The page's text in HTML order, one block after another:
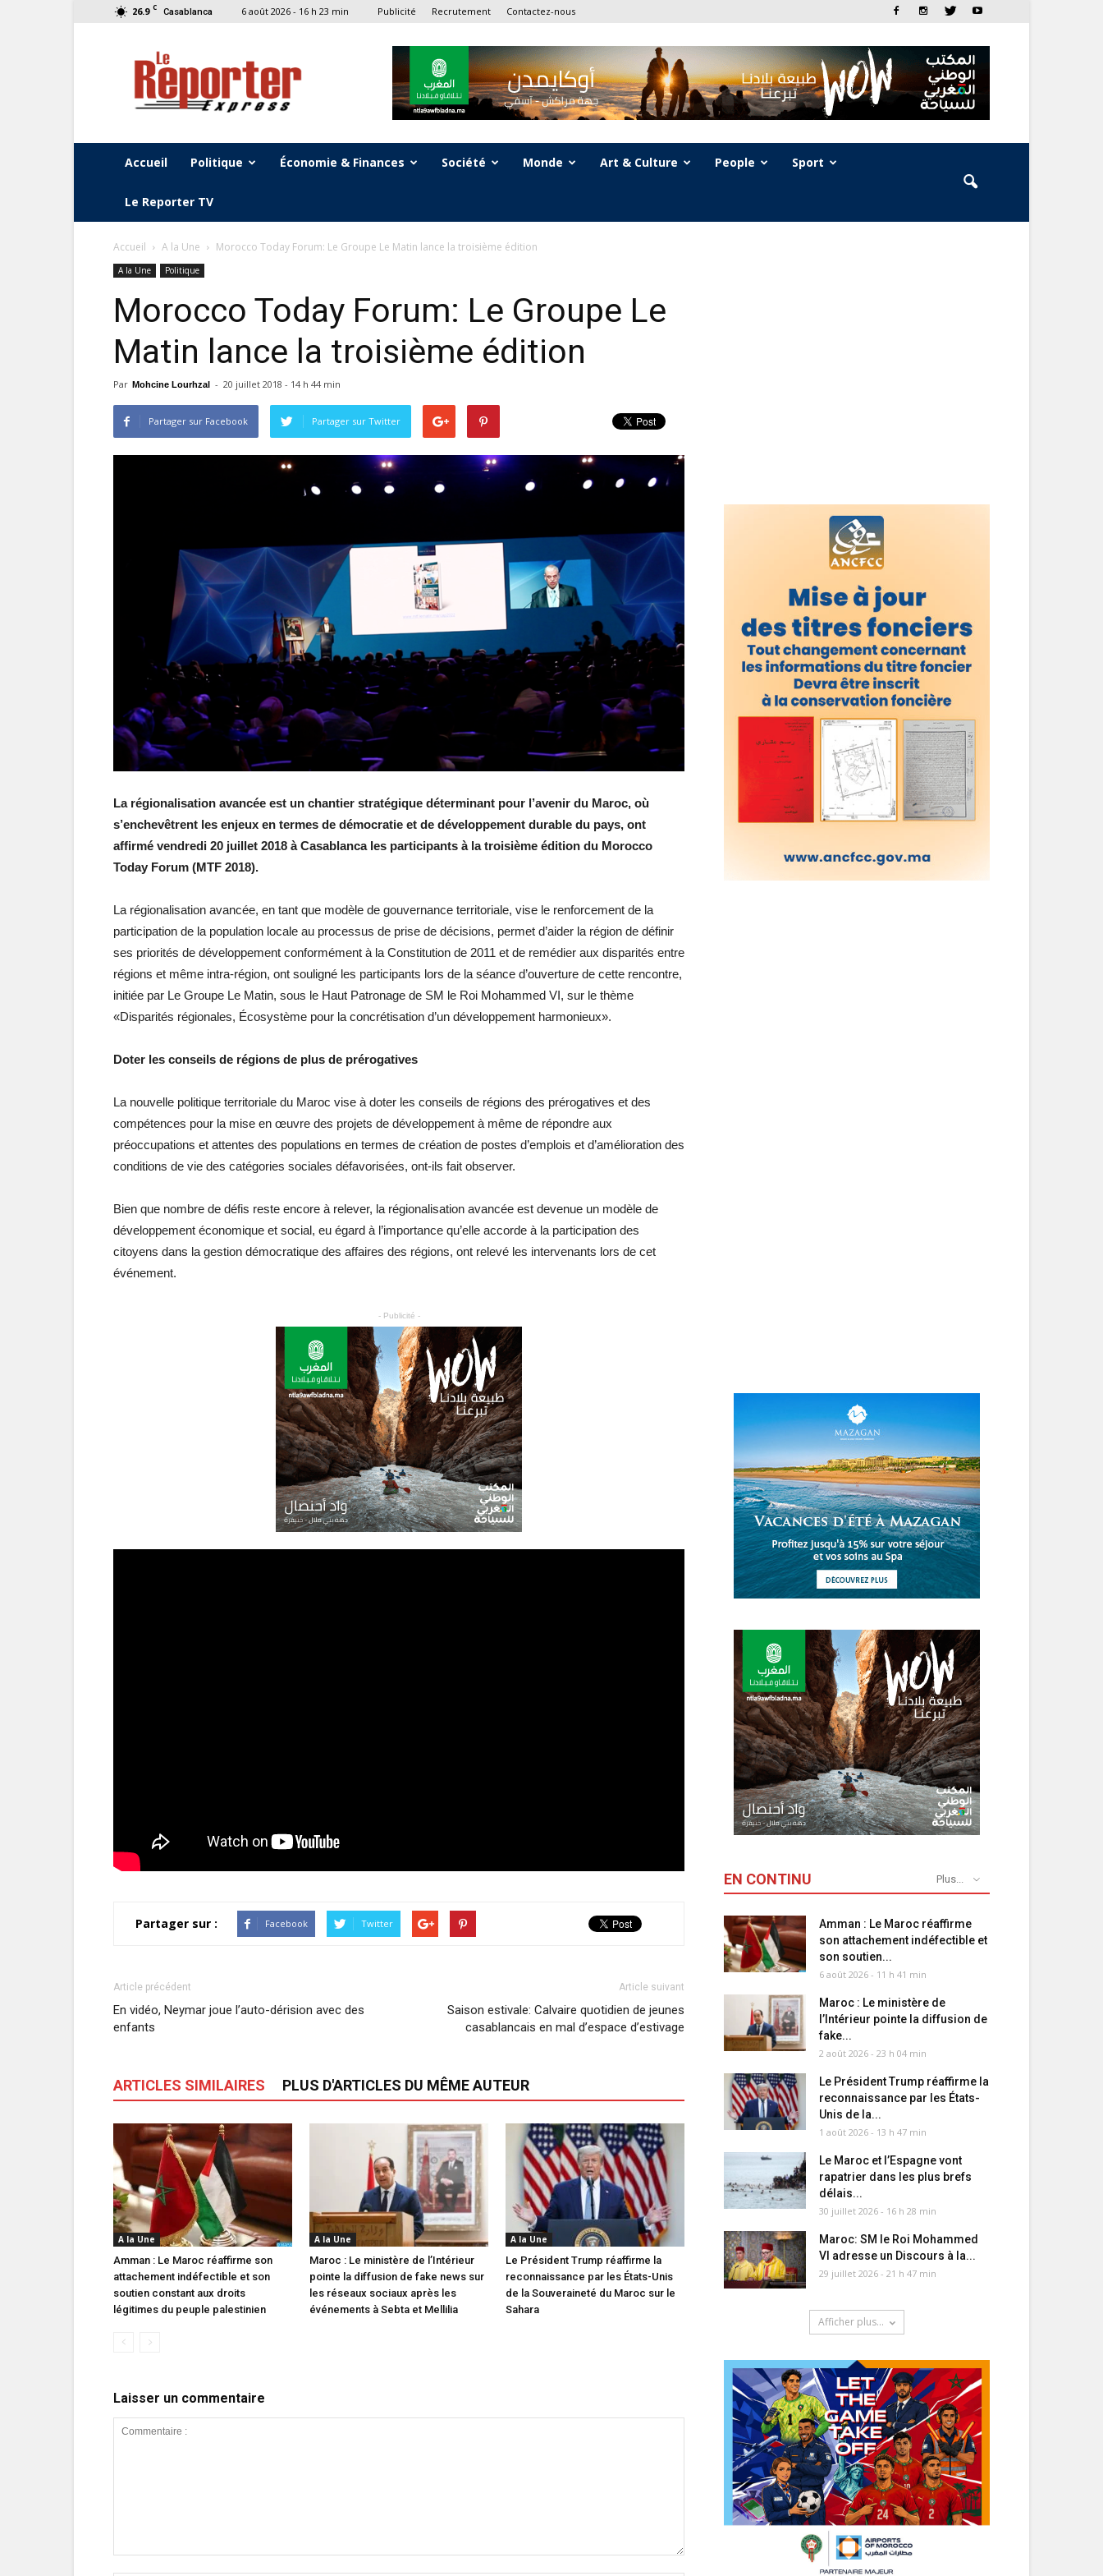
26.9 C Casablanca 6 août 2026 - 16 h 23 min Publicité Recrutement Contactez-nous
Le
Reporter
Express
Accueil Politique Économie & Finances Société Monde Art & Culture People Sport
Le Reporter TV
Accueil A la Une Morocco Today Forum: Le Groupe Le Matin lance la troisième édition
A la Une Politique
Morocco Today Forum: Le Groupe Le
Matin lance la troisième édition
Par Mohcine Lourhzal - 20 juillet 2018 - 14 h 44 min
Partager sur Facebook Partager sur Twitter
La régionalisation avancée est un chantier stratégique déterminant pour l’avenir du Maroc, où
s’enchevêtrent les enjeux en termes de démocratie et de développement durable du pays, ont
affirmé vendredi 20 juillet 2018 à Casablanca les participants à la troisième édition du Morocco
Today Forum (MTF 2018).
La régionalisation avancée, en tant que modèle de gouvernance territoriale, vise le renforcement de la
participation de la population locale au processus de prise de décisions, permet d’aider la région de définir
ses priorités de développement conformément à la Constitution de 2011 et de remédier aux disparités entre
régions et même intra-région, ont souligné les participants lors de la séance d’ouverture de cette rencontre,
initiée par Le Groupe Le Matin, sous le Haut Patronage de SM le Roi Mohammed VI, sur le thème
«Disparités régionales, Écosystème pour la concrétisation d’un développement harmonieux».
Doter les conseils de régions de plus de prérogatives
La nouvelle politique territoriale du Maroc vise à doter les conseils de régions des prérogatives et des
compétences pour la mise en œuvre des projets de développement à même de répondre aux
préoccupations et attentes des populations en termes de création de postes d’emplois et d’amélioration des
conditions de vie des catégories sociales défavorisées, ont-ils fait observer.
Bien que nombre de défis reste encore à relever, la régionalisation avancée est devenue un modèle de
développement économique et social, eu égard à l’importance qu’elle accorde à la participation des
citoyens dans la gestion démocratique des affaires des régions, ont relevé les intervenants lors de cet
événement.
- Publicité -
Partager sur : Facebook Twitter
Article précédent
En vidéo, Neymar joue l’auto-dérision avec des
enfants
Article suivant
Saison estivale: Calvaire quotidien de jeunes
casablancais en mal d’espace d’estivage
ARTICLES SIMILAIRES PLUS D'ARTICLES DU MÊME AUTEUR
A la Une
Amman : Le Maroc réaffirme son
attachement indéfectible et son
soutien constant aux droits
légitimes du peuple palestinien
A la Une
Maroc : Le ministère de l’Intérieur
pointe la diffusion de fake news sur
les réseaux sociaux après les
événements à Sebta et Mellilia
A la Une
Le Président Trump réaffirme la
reconnaissance par les États-Unis
de la Souveraineté du Maroc sur le
Sahara
Laisser un commentaire
EN CONTINU Plus...
Amman : Le Maroc réaffirme
son attachement indéfectible et
son soutien...
6 août 2026 - 11 h 41 min
Maroc : Le ministère de
l’Intérieur pointe la diffusion de
fake...
2 août 2026 - 23 h 04 min
Le Président Trump réaffirme la
reconnaissance par les États-
Unis de la...
1 août 2026 - 13 h 47 min
Le Maroc et l’Espagne vont
rapatrier dans les plus brefs
délais...
30 juillet 2026 - 16 h 28 min
Maroc: SM le Roi Mohammed
VI adresse un Discours à la...
29 juillet 2026 - 21 h 47 min
Afficher plus...